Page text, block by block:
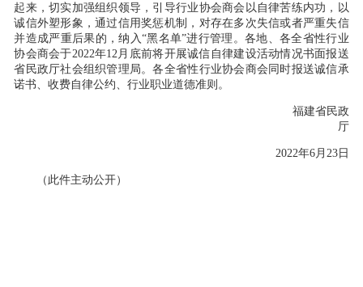
起来，切实加强组织领导，引导行业协会商会以自律苦练内功，以
诚信外塑形象，通过信用奖惩机制，对存在多次失信或者严重失信
并造成严重后果的，纳入“黑名单”进行管理。各地、各全省性行业
协会商会于2022年12月底前将开展诚信自律建设活动情况书面报送
省民政厅社会组织管理局。各全省性行业协会商会同时报送诚信承
诺书、收费自律公约、行业职业道德准则。
福建省民政
厅
2022年6月23日
（此件主动公开）